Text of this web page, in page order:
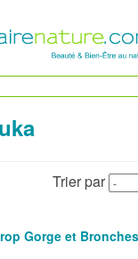
Trier par
Gorge et